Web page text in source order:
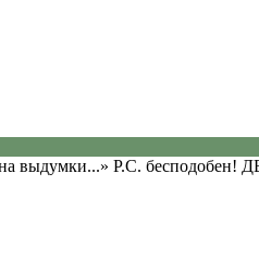
на выдумки...» Р.С.